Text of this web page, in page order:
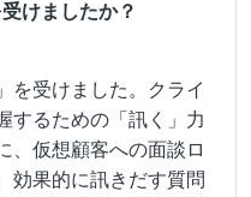
けましたか？
を受けました。クライ
するための「訊く」力
、仮想顧客への面談ロ
効果的に訊きだす質問